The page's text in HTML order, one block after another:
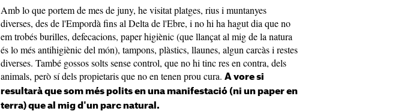
Amb lo que portem de mes de juny, he visitat platges, rius i muntanyes
diverses, des de l'Empordà fins al Delta de l'Ebre, i no hi ha hagut dia que no
em trobés burilles, defecacions, paper higiènic (que llançat al mig de la natura
és lo més antihigiènic del món), tampons, plàstics, llaunes, algun carcàs i restes
diverses. També gossos solts sense control, que no hi tinc res en contra, dels
animals, però sí dels propietaris que no en tenen prou cura. A vore si
resultarà que som més polits en una manifestació (ni un paper en
terra) que al mig d'un parc natural.